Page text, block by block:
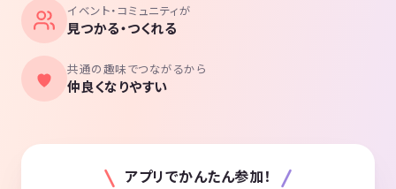
イベント・コミュニティが
見つかる・つくれる
共通の趣味でつながるから
仲良くなりやすい
アプリでかんたん参加！